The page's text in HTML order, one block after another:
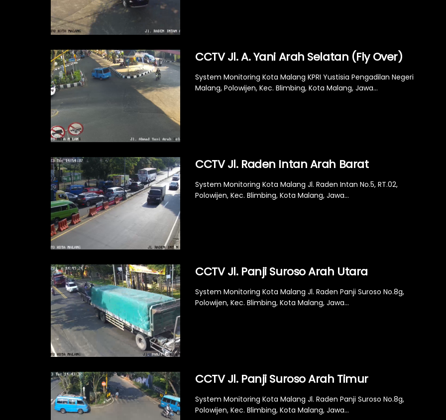
CCTV Jl. A. Yani Arah Selatan (Fly Over)
System Monitoring Kota Malang KPRI Yustisia Pengadilan Negeri
Malang, Polowijen, Kec. Blimbing, Kota Malang, Jawa...
CCTV Jl. Raden Intan Arah Barat
System Monitoring Kota Malang Jl. Raden Intan No.5, RT.02,
Polowijen, Kec. Blimbing, Kota Malang, Jawa...
CCTV Jl. Panji Suroso Arah Utara
System Monitoring Kota Malang Jl. Raden Panji Suroso No.8g,
Polowijen, Kec. Blimbing, Kota Malang, Jawa...
CCTV Jl. Panji Suroso Arah Timur
System Monitoring Kota Malang Jl. Raden Panji Suroso No.8g,
Polowijen, Kec. Blimbing, Kota Malang, Jawa...